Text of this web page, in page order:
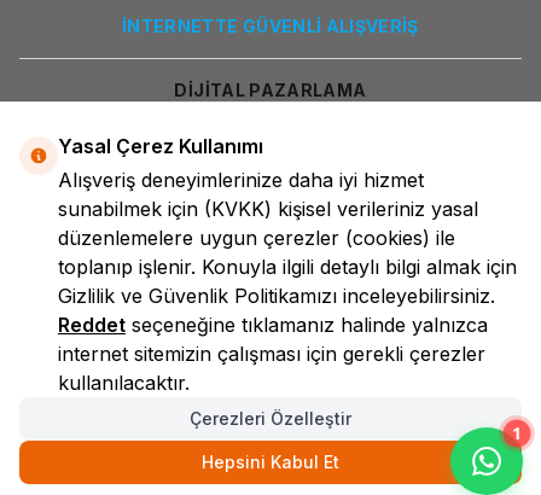
1
İNTERNETTE GÜVENLİ ALIŞVERİŞ
DİJİTAL PAZARLAMA
LokmanAVM
Yasal Çerez Kullanımı
Alışveriş deneyimlerinize daha iyi hizmet
sunabilmek için (KVKK) kişisel verileriniz yasal
düzenlemelere uygun çerezler (cookies) ile
toplanıp işlenir. Konuyla ilgili detaylı bilgi almak için
Gizlilik ve Güvenlik Politikamızı inceleyebilirsiniz.
Reddet seçeneğine tıklamanız halinde yalnızca
internet sitemizin çalışması için gerekli çerezler
kullanılacaktır.
Çerezleri Özelleştir
Hepsini Kabul Et